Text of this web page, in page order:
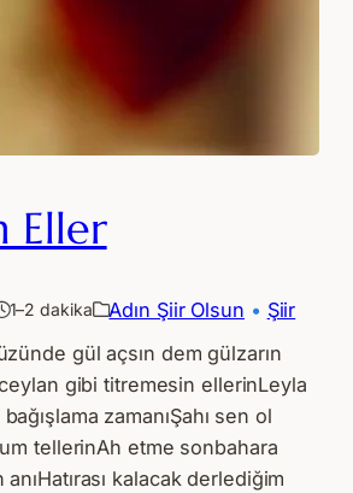
Eller
1–2 dakika Adın Şiir Olsun • Şiir
gül açsın dem gülzarın
gibi titremesin ellerinLeyla
zamanıŞahı sen ol
tellerinAh etme sonbahara
kalacak derlediğim